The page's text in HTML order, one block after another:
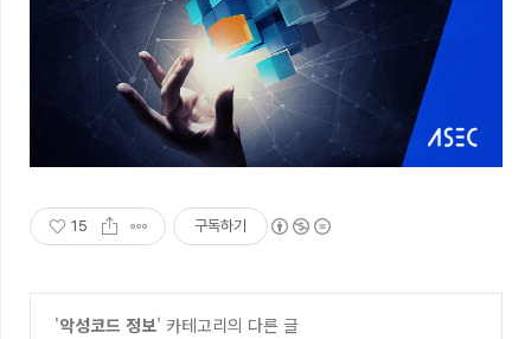
15 구독하기
'악성코드 정보' 카테고리의 다른 글